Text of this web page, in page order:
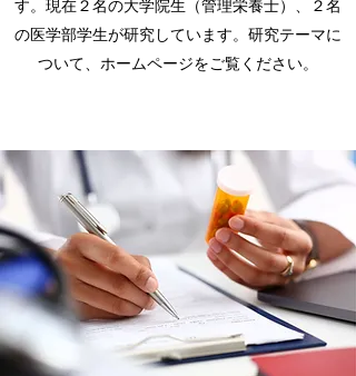
す。現在２名の大学院生（管理栄養士）、２名
の医学部学生が研究しています。研究テーマに
ついて、ホームページをご覧ください。